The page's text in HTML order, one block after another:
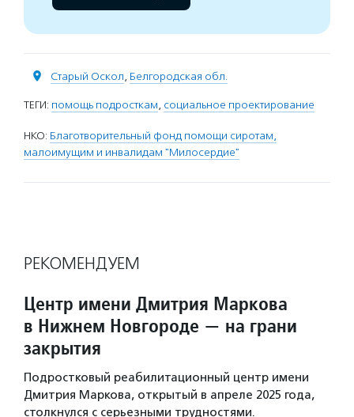
Старый Оскол, Белгородская обл.
ТЕГИ: помощь подросткам, социальное проектирование
НКО: Благотворительный фонд помощи сиротам,
малоимущим и инвалидам "Милосердие"
РЕКОМЕНДУЕМ
Центр имени Дмитрия Маркова
в Нижнем Новгороде — на грани
закрытия
Подростковый реабилитационный центр имени
Дмитрия Маркова, открытый в апреле 2025 года,
столкнулся с серьезными трудностями.